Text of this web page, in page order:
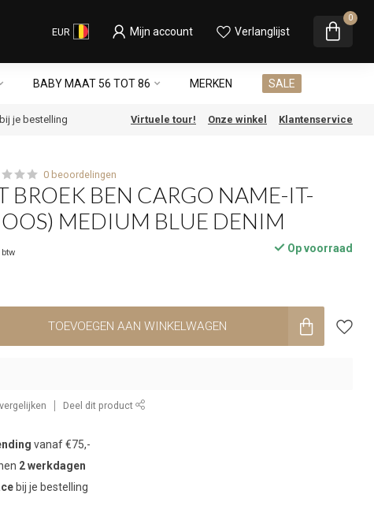
EUR Mijn account Verlanglijst
0
BABY MAAT 56 TOT 86 MERKEN SALE
bij je bestelling Virtuele tour! Onze winkel Klantenservice
0 beoordelingen
BROEK BEN CARGO NAME-IT-
MEDIUM BLUE DENIM
Op voorraad
TOEVOEGEN AAN WINKELWAGEN
Deel dit product
vanaf €75,-
2 werkdagen
bij je bestelling